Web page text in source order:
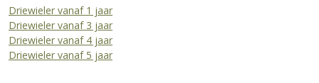
Driewieler vanaf 1 jaar
Driewieler vanaf 3 jaar
Driewieler vanaf 4 jaar
Driewieler vanaf 5 jaar